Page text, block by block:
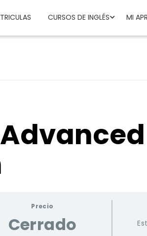
CURSOS DE INGLÉS MI
Precio
Cerrado